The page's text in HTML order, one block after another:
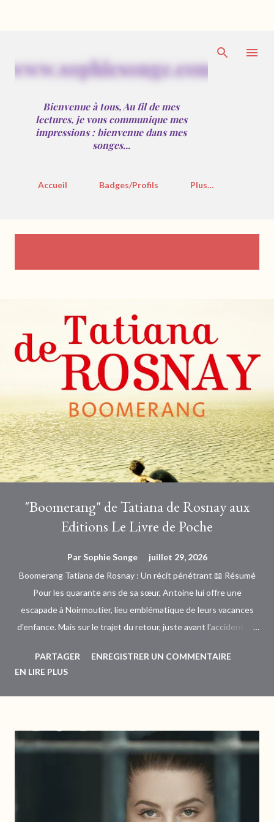
www.sophiesonge.com
Bienvenue à tous, Au fil de mes
lectures, je vous communique mes
impressions : bienvenue dans mes
songes...
Accueil Badges/Profils Plus…
"Boomerang" de Tatiana de Rosnay aux
Editions Le Livre de Poche
Par Sophie Songe
juillet 29, 2026
Boomerang Tatiana de Rosnay : Un récit pénétrant 📖 Résumé
Pour les quarante ans de sa sœur, Antoine lui offre une
escapade à Noirmoutier, lieu emblématique de leurs vacances
d'enfance. Mais sur le trajet du retour, juste avant l'accident qui
bouleverser toutes ses certitudes. Divorcé, Antoine s'interroge
autant sur sa propre existence que sur son histoire familiale. Un
mystère le hante désormais et le pousse à rechercher la vérité.
des apparences et des secrets. Antoine est issu d'une famille
où l'on a appris à se taire, à préserver le sens des convenances.
Alors, lorsqu'une incartade ou un drame surgit, on préfère
l'ignorer et l'enfouir sous le tapis. Tatiana de Rosnay décrit avec
beaucoup de justesse la pudeur des sentiments, le refoulement
des émotions, le conditionnement et la transmission. Ant...
PARTAGER
ENREGISTRER UN COMMENTAIRE
EN LIRE PLUS